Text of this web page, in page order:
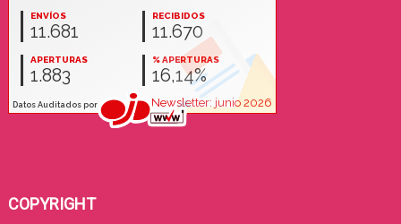
COPYRIGHT